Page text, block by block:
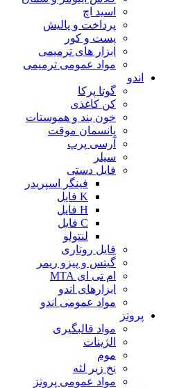
اسید اچ
پرداخت و پالیش
پست و کور
ابزار های ترمیمی
مواد عمومی ترمیمی
اندو
گوتا پرکا
کن کاغذی
خون بند و هموستات
پانسمان موقت
آرسی پرپ
سیلر
فایل دستی
فینگر اسپریدر
K فایل
H فایل
C فایل
لنتولو
فایل روتاری
گیتس و پیزو ریمر
ام تی ای MTA
ابزارهای اندو
مواد عمومی اندو
پروتز
مواد قالبگیری
الژینات
موم
نخ زیر لثه
مواد عمومی پروتز